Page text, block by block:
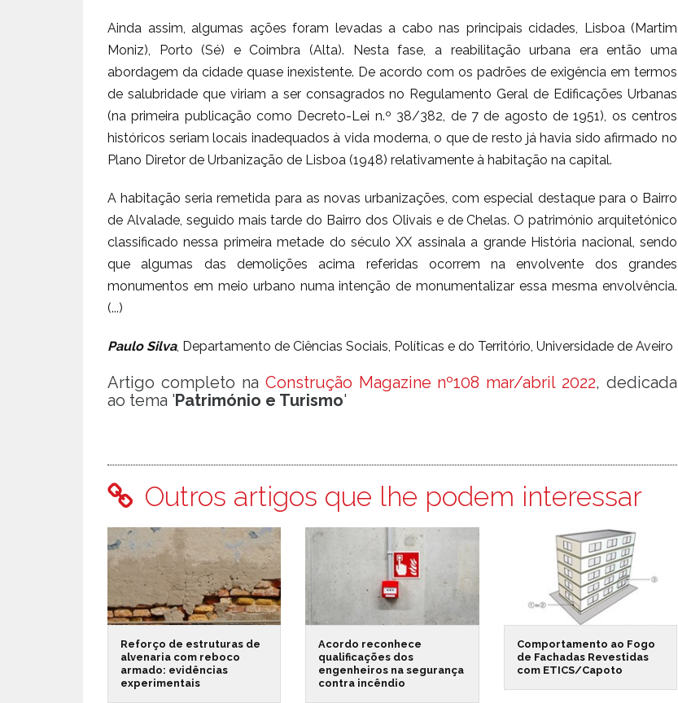
Ainda assim, algumas ações foram levadas a cabo nas principais cidades, Lisboa (Martim
Moniz), Porto (Sé) e Coimbra (Alta). Nesta fase, a reabilitação urbana era então uma
abordagem da cidade quase inexistente. De acordo com os padrões de exigência em termos
de salubridade que viriam a ser consagrados no Regulamento Geral de Edificações Urbanas
(na primeira publicação como Decreto-Lei n.º 38/382, de 7 de agosto de 1951), os centros
históricos seriam locais inadequados à vida moderna, o que de resto já havia sido afirmado no
Plano Diretor de Urbanização de Lisboa (1948) relativamente à habitação na capital.
A habitação seria remetida para as novas urbanizações, com especial destaque para o Bairro
de Alvalade, seguido mais tarde do Bairro dos Olivais e de Chelas. O património arquitetónico
classificado nessa primeira metade do século XX assinala a grande História nacional, sendo
que algumas das demolições acima referidas ocorrem na envolvente dos grandes
monumentos em meio urbano numa intenção de monumentalizar essa mesma envolvência.
(...)
Paulo Silva, Departamento de Ciências Sociais, Políticas e do Território, Universidade de Aveiro
Artigo completo na Construção Magazine nº108 mar/abril 2022, dedicada
ao tema 'Património e Turismo'
Outros artigos que lhe podem interessar
Reforço de estruturas de
alvenaria com reboco
armado: evidências
experimentais
Acordo reconhece
qualificações dos
engenheiros na segurança
contra incêndio
Comportamento ao Fogo
de Fachadas Revestidas
com ETICS/Capoto